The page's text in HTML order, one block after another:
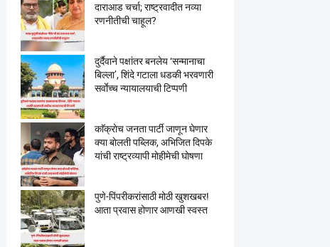
दाराआड चर्चा; राष्ट्रवादीत नव्या
रणनीतीची चाहूल?
दुर्दैवाने पक्षांतर बनलेय ‘सन्मानाचा
बिल्ला’, शिंदे गटाला धडकी भरवणारी
सर्वाेच्च न्यायालयाची टिप्पणी
काॅक्राेच जनता पार्टी जाणून घेणार
क्या बाेलती पब्लिक, अभिजित दिपके
यांची राष्ट्रव्यापी माेहीमेची घाेषणा
पुणे-पिंपरीकरांसाठी मोठी खुशखबर!
आता प्रवास होणार आणखी स्वस्त